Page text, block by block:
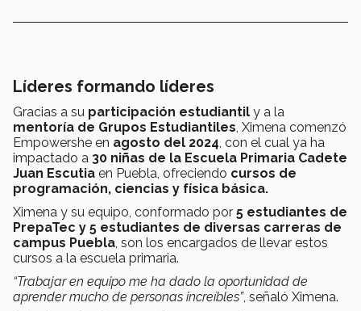
Líderes formando líderes
Gracias a su participación estudiantil y a la
mentoría de Grupos Estudiantiles , Ximena comenzó
Empowershe en agosto del 2024 , con el cual ya ha
impactado a 30 niñas de la Escuela Primaria Cadete
Juan Escutia en Puebla, ofreciendo cursos de
programación, ciencias y física básica.
Ximena y su equipo, conformado por 5 estudiantes de
PrepaTec y 5 estudiantes de diversas carreras de
campus Puebla , son los encargados de llevar estos
cursos a la escuela primaria.
“Trabajar en equipo me ha dado la oportunidad de
aprender mucho de personas increíbles”, señaló Ximena.